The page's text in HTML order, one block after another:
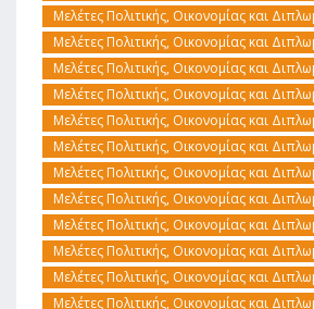
Μελέτες Πολιτικής, Οικονομίας και
Μελέτες Πολιτικής, Οικονομίας και
Μελέτες Πολιτικής, Οικονομίας και
Μελέτες Πολιτικής, Οικονομίας και
Μελέτες Πολιτικής, Οικονομίας και
Μελέτες Πολιτικής, Οικονομίας και
Μελέτες Πολιτικής, Οικονομίας και
Μελέτες Πολιτικής, Οικονομίας και
Μελέτες Πολιτικής, Οικονομίας και
Μελέτες Πολιτικής, Οικονομίας και
Μελέτες Πολιτικής, Οικονομίας και
Μελέτες Πολιτικής, Οικονομίας και